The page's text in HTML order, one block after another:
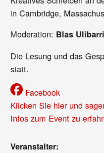
in Cambridge,
Moderation: Blas Ulibarri
Die Lesung und das
statt.
Facebook
Klicken Sie hier und
Infos zum Event zu
Veranstalter: